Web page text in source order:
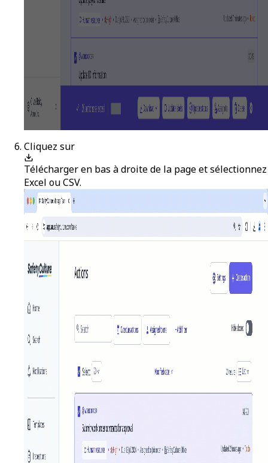
Cliquez sur
Téléchargeren bas à droite de la page et sélectionnez
Excel ouCSV.